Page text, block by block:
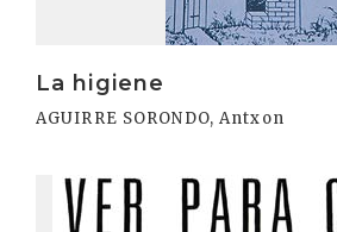
La higiene
AGUIRRE SORONDO, Antxon
Irakurri